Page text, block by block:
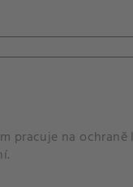
pracuje na